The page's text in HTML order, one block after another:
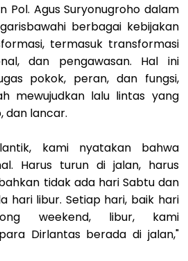
Pol. Agus Suryonugroho dalam
berbagai kebijakan
termasuk transformasi
dan pengawasan. Hal ini
pokok, peran, dan fungsi,
mewujudkan lalu lintas yang
dan lancar.
kami nyatakan bahwa
Harus turun di jalan, harus
tidak ada hari Sabtu dan
hari libur. Setiap hari, baik hari
weekend, libur, kami
Dirlantas berada di jalan,"